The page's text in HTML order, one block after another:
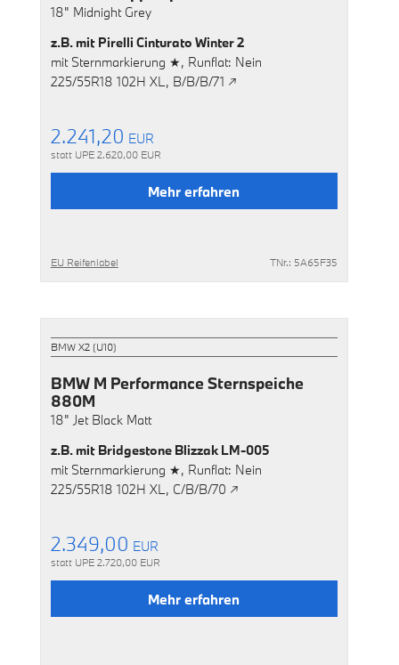
18" Midnight Grey
z.B. mit Pirelli Cinturato Winter 2
mit Sternmarkierung ★, Runflat: Nein
225/55R18 102H XL, B/B/B/71 ↗
2.241,20 EUR
statt UPE 2.620,00 EUR
Mehr erfahren
EU Reifenlabel TNr.: 5A65F35
BMW X2 (U10)
BMW M Performance Sternspeiche
880M
18" Jet Black Matt
z.B. mit Bridgestone Blizzak LM-005
mit Sternmarkierung ★, Runflat: Nein
225/55R18 102H XL, C/B/B/70 ↗
2.349,00 EUR
statt UPE 2.720,00 EUR
Mehr erfahren